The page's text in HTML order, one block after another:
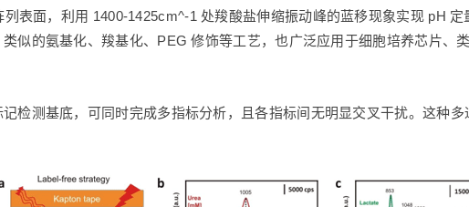
表面，利用 1400-1425cm^-1 处羧酸盐伸缩振动峰的蓝移现象实现 pH
似的氨基化、羧基化、PEG 修饰等工艺，也广泛应用于细胞培养芯片、
检测基底，可同时完成多指标分析，且各指标间无明显交叉干扰。这种